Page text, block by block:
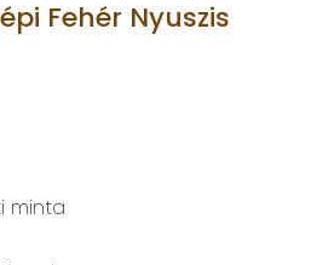
Fehér Nyuszis
minta